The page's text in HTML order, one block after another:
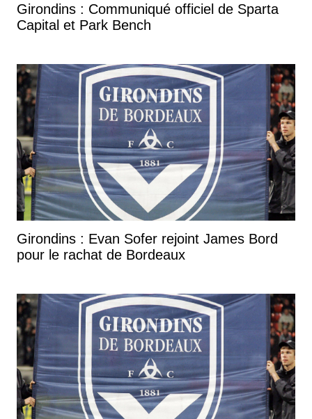
Girondins : Communiqué officiel de Sparta
Capital et Park Bench
Girondins : Evan Sofer rejoint James Bord
pour le rachat de Bordeaux